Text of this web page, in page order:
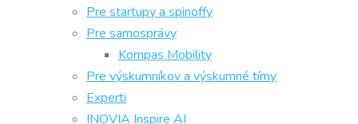
Pre startupy a spinoffy
Pre samosprávy
Kompas Mobility
Pre výskumníkov a výskumné tímy
Experti
INOVIA Inspire AI